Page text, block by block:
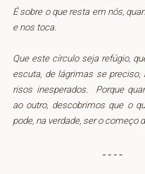
É sobre o que resta em nós,
e nos toca.
Que este círculo seja refúgio,
escuta, de lágrimas se
risos inesperados.  Porque
ao outro, descobrimos que o
pode, na verdade, ser o começo